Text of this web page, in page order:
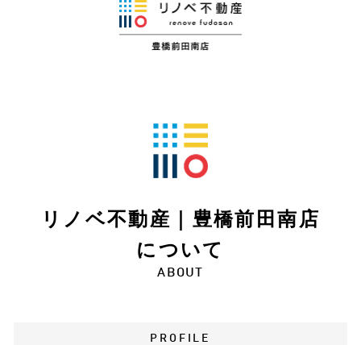
リノベ不動産｜豊橋前田南店
について
ABOUT
PROFILE